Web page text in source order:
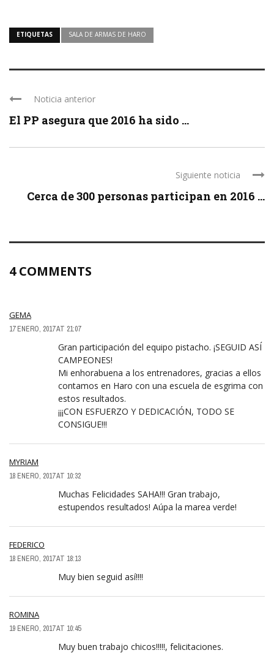
ETIQUETAS SALA DE ARMAS DE HARO
Noticia anterior
El PP asegura que 2016 ha sido ...
Siguiente noticia
Cerca de 300 personas participan en 2016 ...
4 COMMENTS
GEMA
17 ENERO, 2017 AT 21:07
Gran participación del equipo pistacho. ¡SEGUID ASÍ
CAMPEONES!
Mi enhorabuena a los entrenadores, gracias a ellos
contamos en Haro con una escuela de esgrima con
estos resultados.
¡¡¡CON ESFUERZO Y DEDICACIÓN, TODO SE
CONSIGUE!!!
MYRIAM
18 ENERO, 2017 AT 10:32
Muchas Felicidades SAHA!!! Gran trabajo,
estupendos resultados! Aúpa la marea verde!
FEDERICO
18 ENERO, 2017 AT 18:13
Muy bien seguid así!!!!
ROMINA
19 ENERO, 2017 AT 10:45
Muy buen trabajo chicos!!!!!, felicitaciones.